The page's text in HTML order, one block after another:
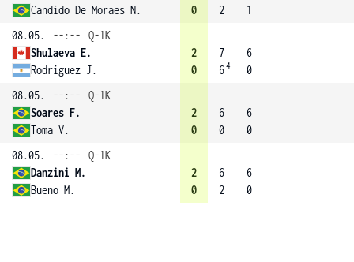
Candido De Moraes N.
0
2
1
08.05.
--:--
Q-1K
Shulaeva E.
Rodriguez J.
2
0
7
64
6
0
08.05.
--:--
Q-1K
Soares F.
Toma V.
2
0
6
0
6
0
08.05.
--:--
Q-1K
Danzini M.
Bueno M.
2
0
6
2
6
0